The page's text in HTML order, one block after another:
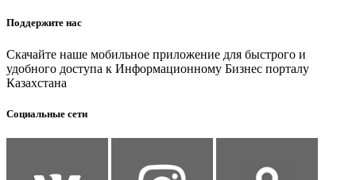
Поддержите нас
Скачайте наше мобильное приложение для быстрого и
удобного доступа к Информационному Бизнес порталу
Казахстана
Социальные сети